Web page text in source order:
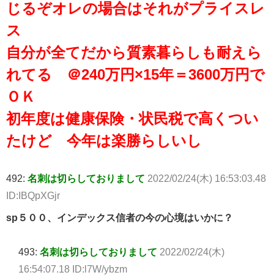
じるぞオレの場合はそれがプライスレ
ス
自分が全てだから質素暮らしも耐えら
れてる ＠240万円×15年＝3600万円で
ＯＫ
初年度は健康保険・状民税で高くつい
たけど 今年は楽勝らしいし
492: 名刺は切らしておりまして 2022/02/24(木) 16:53:03.48
ID:IBQpXGjr
sp５００、インデックス信者の今の心境はいかに？
493: 名刺は切らしておりまして 2022/02/24(木)
16:54:07.18 ID:l7W/ybzm